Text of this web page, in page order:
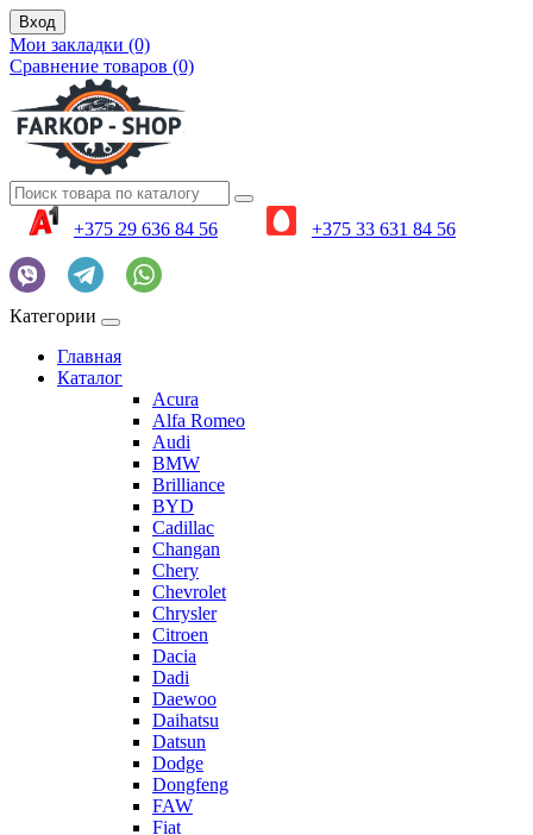
Вход
Мои закладки (0)
Сравнение товаров (0)
+375 29 636 84 56 +375 33 631 84 56
Категории
Главная
Каталог
Acura
Alfa Romeo
Audi
BMW
Brilliance
BYD
Cadillac
Changan
Chery
Chevrolet
Chrysler
Citroen
Dacia
Dadi
Daewoo
Daihatsu
Datsun
Dodge
Dongfeng
FAW
Fiat